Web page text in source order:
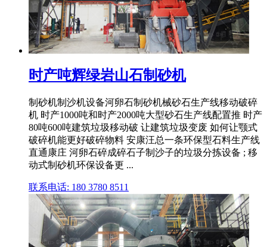
时产吨辉绿岩山石制砂机
制砂机制沙机设备河卵石制砂机械砂石生产线移动破碎
机 时产1000吨和时产2000吨大型砂石生产线配置推 时产
80吨600吨建筑垃圾移动破 让建筑垃圾变废 如何让颚式
破碎机能更好破碎物料 安康汪总一条环保型石料生产线
直通康庄 河卵石碎成碎石子制沙子的垃圾分拣设备 ; 移
动式制砂机环保设备更 ...
联系电话: 180 3780 8511